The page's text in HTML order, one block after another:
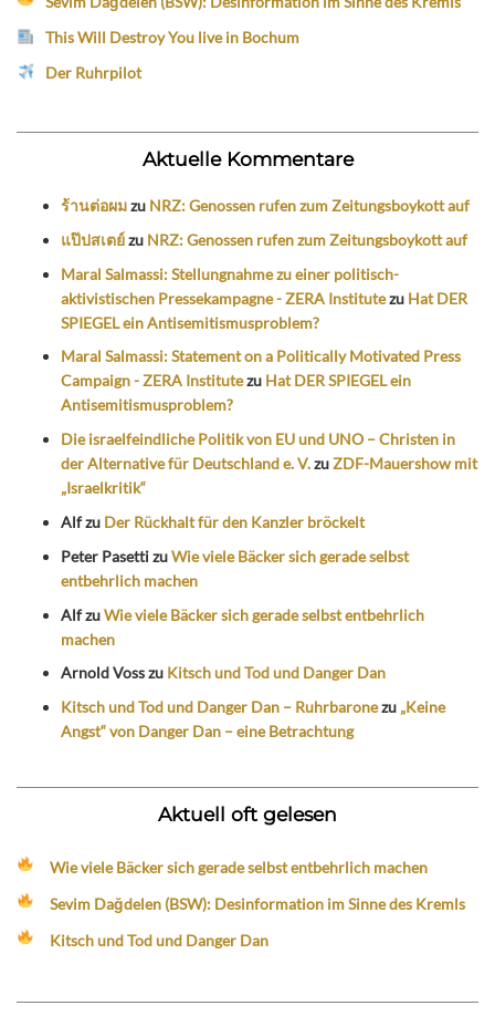
This Will Destroy You live in Bochum
Der Ruhrpilot
Aktuelle Kommentare
ร้านต่อผมzu NRZ: Genossen rufen zum Zeitungsboykott auf
แป๊ปสเตย์zu NRZ: Genossen rufen zum Zeitungsboykott auf
Maral Salmassi: Stellungnahme zu einer politisch-
aktivistischen Pressekampagne - ZERA Institutezu Hat DER
SPIEGEL ein Antisemitismusproblem?
Maral Salmassi: Statement on a Politically Motivated Press
Campaign - ZERA Institutezu Hat DER SPIEGEL ein
Antisemitismusproblem?
Die israelfeindliche Politik von EU und UNO – Christen in
der Alternative für Deutschland e. V.zuZDF-Mauershow mit
„Israelkritik“
Alfzu Der Rückhalt für den Kanzler bröckelt
Peter PasettizuWie viele Bäcker sich gerade selbst
entbehrlich machen
AlfzuWie viele Bäcker sich gerade selbst entbehrlich
machen
Arnold Vosszu Kitsch und Tod und Danger Dan
Kitsch und Tod und Danger Dan – Ruhrbaronezu „Keine
Angst“ von Danger Dan – eine Betrachtung
Aktuell oft gelesen
Wie viele Bäcker sich gerade selbst entbehrlich machen
Sevim Dağdelen (BSW): Desinformation im Sinne des Kremls
Kitsch und Tod und Danger Dan